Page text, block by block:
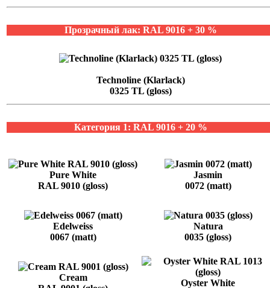
Прозрачный лак: RAL 9016 + 30 %
Technoline (Klarlack)
0325 TL (gloss)
Категория 1: RAL 9016 + 20 %
Pure White
RAL 9010 (gloss)
Jasmin
0072 (matt)
Edelweiss
0067 (matt)
Natura
0035 (gloss)
Cream
Oyster White